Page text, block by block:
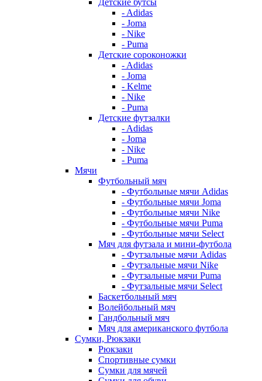
Детские бутсы
- Adidas
- Joma
- Nike
- Puma
Детские сороконожки
- Adidas
- Joma
- Kelme
- Nike
- Puma
Детские футзалки
- Adidas
- Joma
- Nike
- Puma
Мячи
Футбольный мяч
- Футбольные мячи Adidas
- Футбольные мячи Joma
- Футбольные мячи Nike
- Футбольные мячи Puma
- Футбольные мячи Select
Мяч для футзала и мини-футбола
- Футзальные мячи Adidas
- Футзальные мячи Nike
- Футзальные мячи Puma
- Футзальные мячи Select
Баскетбольный мяч
Волейбольный мяч
Гандбольный мяч
Мяч для американского футбола
Сумки, Рюкзаки
Рюкзаки
Спортивные сумки
Сумки для мячей